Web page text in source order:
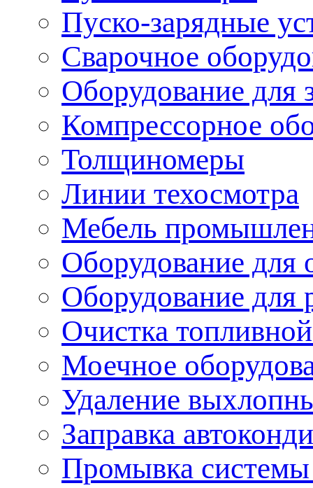
Пуско-зарядные
Сварочное
Оборудование для
Компрессорное
Толщиномеры
Линии техосмотра
Мебель
Оборудование для
Оборудование для
Очистка
Моечное
Удаление
Заправка
Промывка